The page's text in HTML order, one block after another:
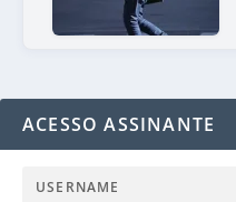
ACESSO ASSINANTE